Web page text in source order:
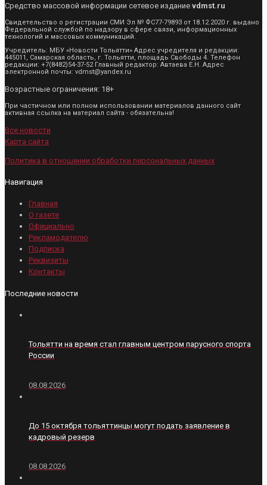
Средство массовой информации сетевое издание vdmst.ru
Свидетельство о регистрации СМИ Эл № ФС77-79893 от 18.12.2020 г. выдано
Федеральной службой по надзору в сфере связи, информационных
технологий и массовых коммуникаций.
Учредитель: МБУ «Новости Тольятти» Адрес учредителя и редакции:
445011, Самарская область, г. Тольятти, площадь Свободы 4. Телефон
редакции: +7(8482)54-37-52 Главный редактор: Автаева Е.Н. Адрес
электронной почты: vdmst@yandex.ru
Возрастные ограничения: 18+
При частичном или полном использовании материалов данного сайт
активная ссылка на материал сайта - обязательна!
Все новости
Карта сайта
Политика в отношении обработки персональных данных
Навигация
Главная
О газете
Официально
Рекламодателю
Подписка
Реквизиты
Контакты
Последние новости
Тольятти на время стал главным центром парусного спорта
России
08.08.2026
До 15 октября тольяттинцы могут подать заявление в
кадровый резерв
08.08.2026